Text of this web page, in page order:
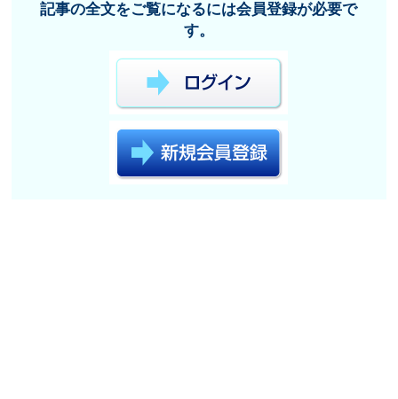
記事の全文をご覧になるには会員登録が必要で
す。